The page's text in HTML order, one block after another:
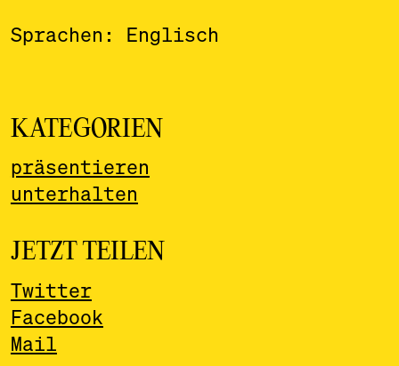
Sprachen: Englisch
KATEGORIEN
präsentieren
unterhalten
JETZT TEILEN
Twitter
Facebook
Mail